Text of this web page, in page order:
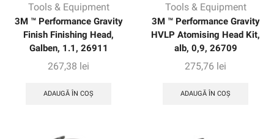
Tools & Equipment
3M ™ Performance Gravity
Finish Finishing Head,
Galben, 1.1, 26911
267,38 lei
ADAUGĂ ÎN COȘ
Tools & Equipment
3M ™ Performance Gravity
HVLP Atomising Head Kit,
alb, 0,9, 26709
275,76 lei
ADAUGĂ ÎN COȘ